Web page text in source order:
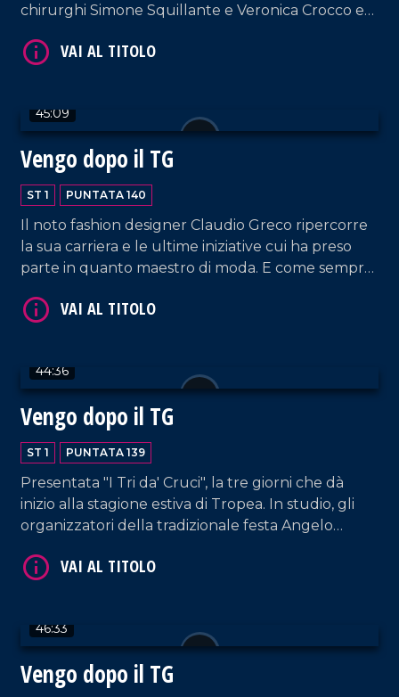
chirurghi Simone Squillante e Veronica Crocco e
"Kate Sherasade Vibo Valentia", supportata dal
45:09
Vengo dopo il TG
ST 1 PUNTATA 140
Il noto fashion designer Claudio Greco ripercorre
la sua carriera e le ultime iniziative cui ha preso
parte in quanto maestro di moda. E come sempre,
44:36
Vengo dopo il TG
ST 1 PUNTATA 139
Presentata "I Tri da' Cruci", la tre giorni che dà
inizio alla stagione estiva di Tropea. In studio, gli
organizzatori della tradizionale festa Angelo
Cricelli, membri dell'omonima associazione storico-
46:33
Vengo dopo il TG
VAI AL TITOLO
VAI AL TITOLO
VAI AL TITOLO
VAI AL TITOLO